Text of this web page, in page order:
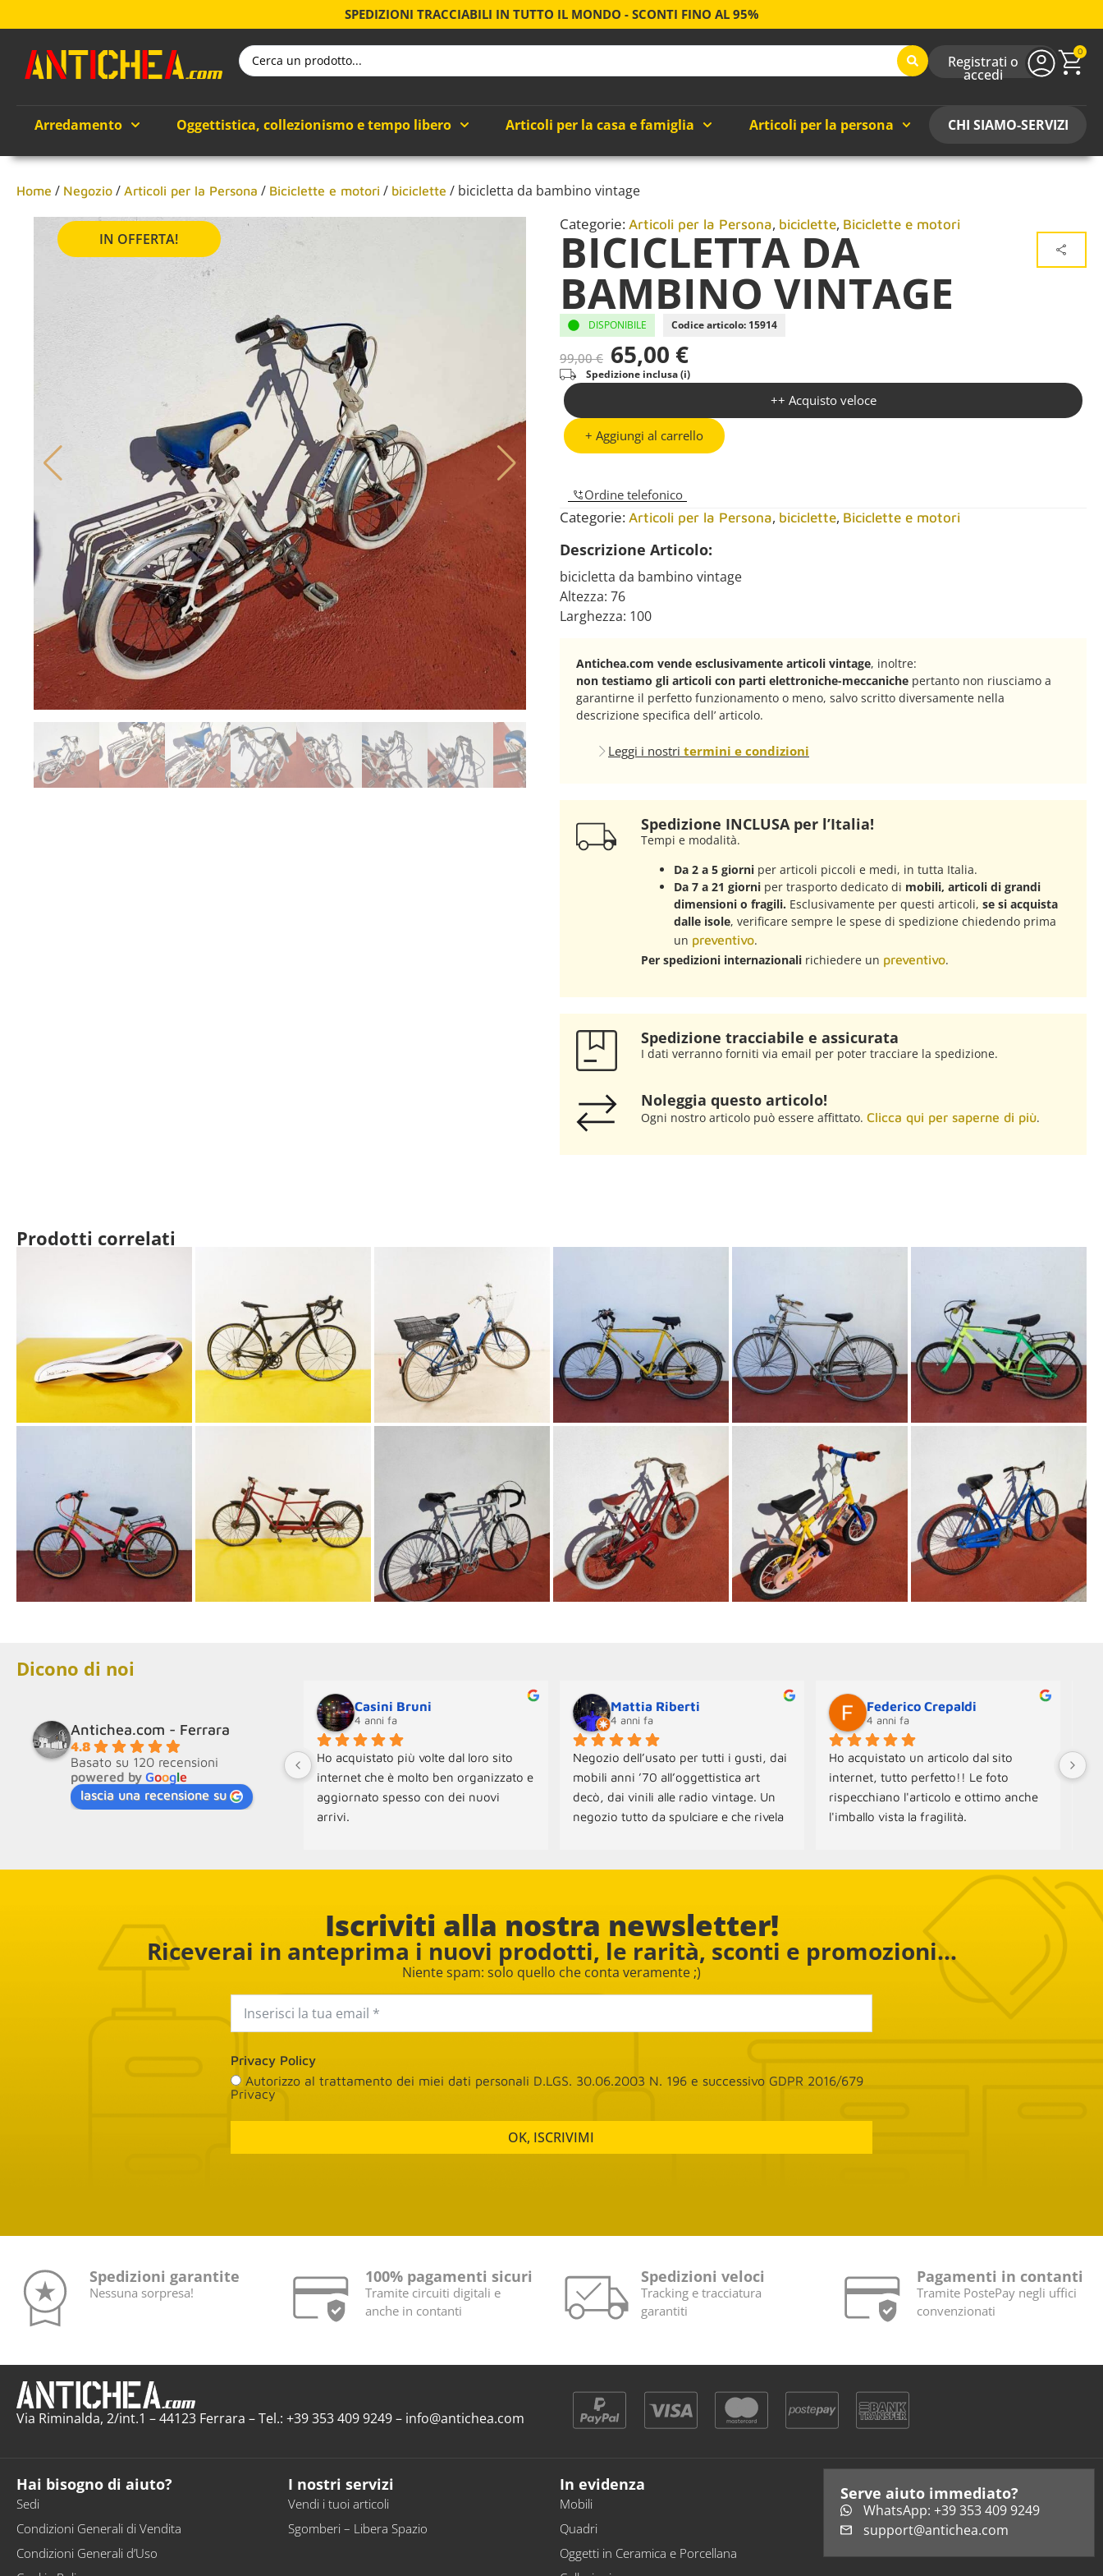
SPEDIZIONI TRACCIABILI IN TUTTO IL MONDO - SCONTI FINO AL 95%
Registrati o
accedi
0
Arredamento Oggettistica, collezionismo e tempo libero Articoli per la casa e famiglia Articoli per la persona CHI SIAMO-SERVIZI
Home / Negozio / Articoli per la Persona / Biciclette e motori / biciclette / bicicletta da bambino vintage
IN OFFERTA!
Categorie: Articoli per la Persona, biciclette, Biciclette e motori
BICICLETTA DA
BAMBINO VINTAGE
DISPONIBILE Codice articolo: 15914
99,00€ 65,00 €
Spedizione inclusa (i)
++ Acquisto veloce
+ Aggiungi al carrello
Ordine telefonico
Categorie: Articoli per la Persona, biciclette, Biciclette e motori
Descrizione Articolo:
bicicletta da bambino vintage
Altezza: 76
Larghezza: 100
Antichea.com vende esclusivamente articoli vintage, inoltre:
non testiamo gli articoli con parti elettroniche-meccaniche pertanto non riusciamo a
garantirne il perfetto funzionamento o meno, salvo scritto diversamente nella
descrizione specifica dell’ articolo.
Leggi i nostri termini e condizioni
Spedizione INCLUSA per l’Italia!
Tempi e modalità.
Da 2 a 5 giorniper articoli piccoli e medi, in tutta Italia.
Da 7 a 21 giorniper trasporto dedicato di mobili, articoli di grandi
dimensioni o fragili. Esclusivamente per questi articoli, se si acquista
dalle isole, verificare sempre le spese di spedizione chiedendo prima
un preventivo.
Per spedizioni internazionalirichiedere un preventivo.
Spedizione tracciabile e assicurata
I dati verranno forniti via email per poter tracciare la spedizione.
Noleggia questo articolo!
Ogni nostro articolo può essere affittato. Clicca qui per saperne di più.
Prodotti correlati
Dicono di noi
Antichea.com - Ferrara
4.8
Basato su 120 recensioni
powered by Google
lascia una recensione su
Casini Bruni
4 anni fa
Ho acquistato più volte dal loro sito
internet che è molto ben organizzato e
aggiornato spesso con dei nuovi
arrivi.
Mattia Riberti
4 anni fa
Negozio dell’usato per tutti i gusti, dai
mobili anni ’70 all’oggettistica art
decò, dai vinili alle radio vintage. Un
negozio tutto da spulciare e che rivela
Federico Crepaldi
4 anni fa
Ho acquistato un articolo dal sito
internet, tutto perfetto!! Le foto
rispecchiano l'articolo e ottimo anche
l'imballo vista la fragilità.
Iscriviti alla nostra newsletter!
Riceverai in anteprima i nuovi prodotti, le rarità, sconti e promozioni...
Niente spam: solo quello che conta veramente ;)
Privacy Policy
Autorizzo al trattamento dei miei dati personali D.LGS. 30.06.2003 N. 196 e successivo GDPR 2016/679
Privacy
OK, ISCRIVIMI
Spedizioni garantite
Nessuna sorpresa!
100% pagamenti sicuri
Tramite circuiti digitali e
anche in contanti
Spedizioni veloci
Tracking e tracciatura
garantiti
Pagamenti in contanti
Tramite PostePay negli uffici
convenzionati
Via Riminalda, 2/int.1 – 44123 Ferrara – Tel.: +39 353 409 9249 – info@antichea.com
Hai bisogno di aiuto?
Sedi
Condizioni Generali di Vendita
Condizioni Generali d’Uso
I nostri servizi
Vendi i tuoi articoli
Sgomberi – Libera Spazio
In evidenza
Mobili
Quadri
Oggetti in Ceramica e Porcellana
Serve aiuto immediato?
WhatsApp: +39 353 409 9249
support@antichea.com